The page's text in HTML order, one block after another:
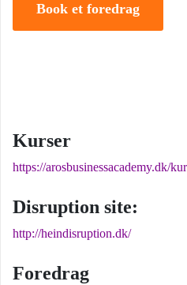
Book et foredrag
Kurser
https://arosbusinessacademy.dk/
Disruption site:
http://heindisruption.dk/
Foredrag